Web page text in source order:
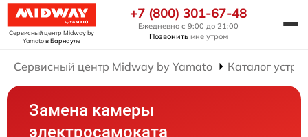
Сервисный центр Midway by
Yamatoв Барнауле
+7 (800) 301-67-48
Ежедневно с 9:00 до 21:00
Позвонить мне утром
Сервисный центр Midway by Yamato Каталог
Замена камеры
электросамоката